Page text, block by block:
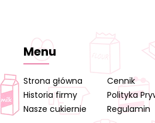
Menu
Strona główna
Historia firmy
Nasze cukiernie
Cennik
Polityka
Regulamin